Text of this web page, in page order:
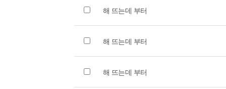
해 뜨는데 부터
해 뜨는데 부터
해 뜨는데 부터